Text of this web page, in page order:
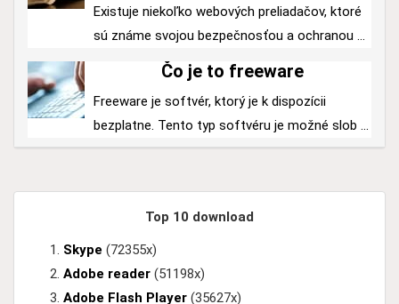
Existuje niekoľko webových preliadačov, ktoré
sú známe svojou bezpečnosťou a ochranou ...
Čo je to freeware
Freeware je softvér, ktorý je k dispozícii
bezplatne. Tento typ softvéru je možné slob ...
Top 10 download
Skype (72355x)
Adobe reader (51198x)
Adobe Flash Player (35627x)